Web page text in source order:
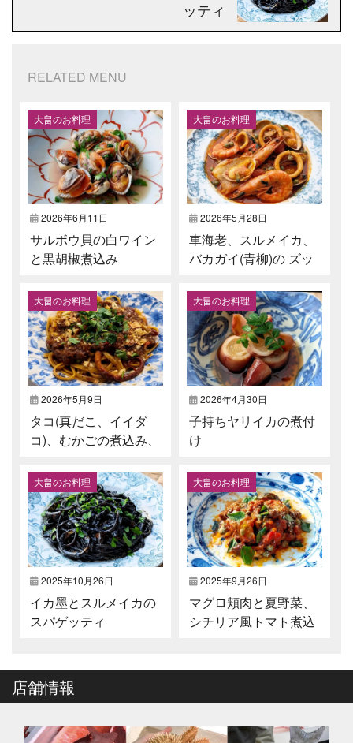
ッティ
RELATED MENU
大畠のお料理
2026年6月11日
サルボウ貝の白ワイン
と黒胡椒煮込み⁡
大畠のお料理
2026年5月28日
車海老、スルメイカ⁡、
バカガイ(青柳)の ズッ
大畠のお料理
2026年5月9日
タコ(真だこ、イイダ
コ)、むかごの煮込み、
大畠のお料理
2026年4月30日
子持ちヤリイカの煮付
け
大畠のお料理
2025年10月26日
イカ墨とスルメイカの
スパゲッティ
大畠のお料理
2025年9月26日
マグロ頬肉と夏野菜、
シチリア風トマト煮込
店舗情報